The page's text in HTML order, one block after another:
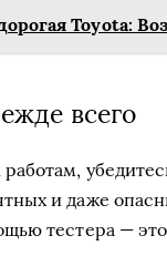
Toyota:
всего
и даже
тестера — это